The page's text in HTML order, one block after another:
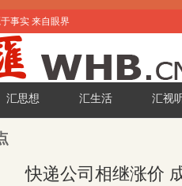
事实 来自眼界
汇思想 汇生活 汇视
快递公司相继涨价